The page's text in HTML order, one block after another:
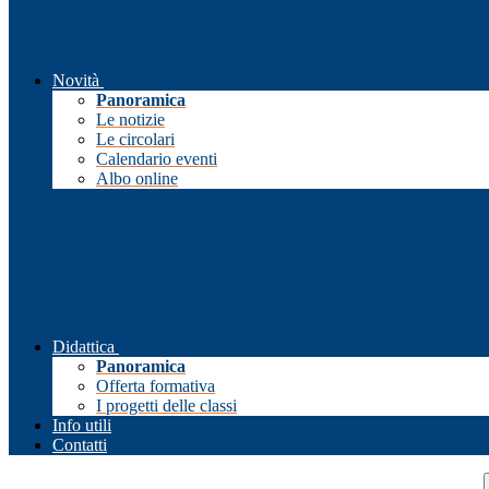
Novità
Panoramica
Le notizie
Le circolari
Calendario eventi
Albo online
Didattica
Panoramica
Offerta formativa
I progetti delle classi
Info utili
Contatti